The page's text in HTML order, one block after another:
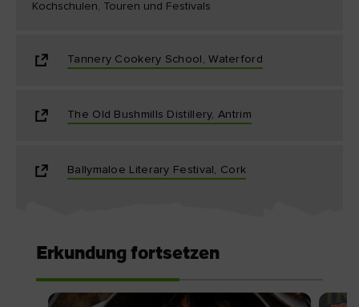
Kochschulen, Touren und Festivals
Tannery Cookery School, Waterford
The Old Bushmills Distillery, Antrim
Ballymaloe Literary Festival, Cork
Erkundung fortsetzen